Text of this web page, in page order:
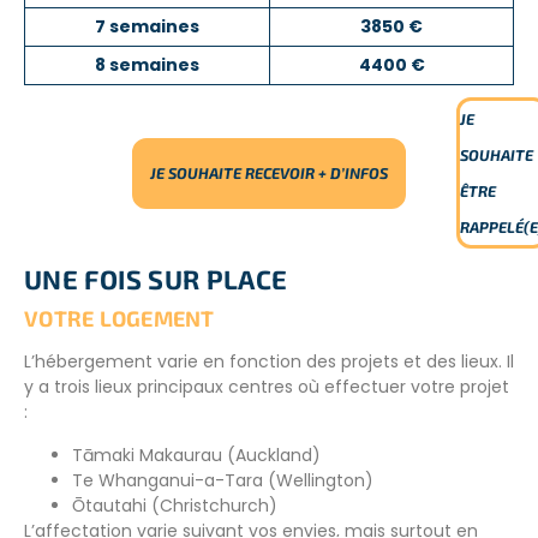
Cette localisation est idéale pour les volontaires voulant
explorer et découvrir l’histoire de la région et
particulièrement les séismes de Christchurch.
7 semaines
3850 €
8 semaines
4400 €
JE SOUHAITE RECEVOIR + D’INFOS
JE
SOUHAITE
ÊTRE
UNE FOIS SUR PLACE
VOTRE LOGEMENT
L’hébergement varie en fonction des projets et des lieux. Il
y a trois lieux principaux centres où effectuer votre projet
:
Tāmaki Makaurau (Auckland)
Te Whanganui-a-Tara (Wellington)
Ōtautahi (Christchurch)
L’affectation varie suivant vos envies, mais surtout en